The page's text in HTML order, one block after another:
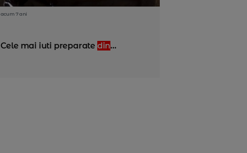
acum 7 ani
Cele mai iuti preparate din...